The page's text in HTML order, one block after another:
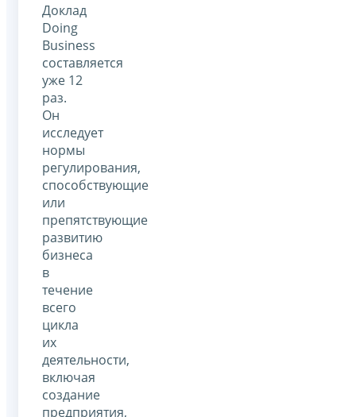
Доклад
Doing
Business
составляется
уже 12
раз.
Он
исследует
нормы
регулирования,
способствующие
или
препятствующие
развитию
бизнеса
в
течение
всего
цикла
их
деятельности,
включая
создание
предприятия,